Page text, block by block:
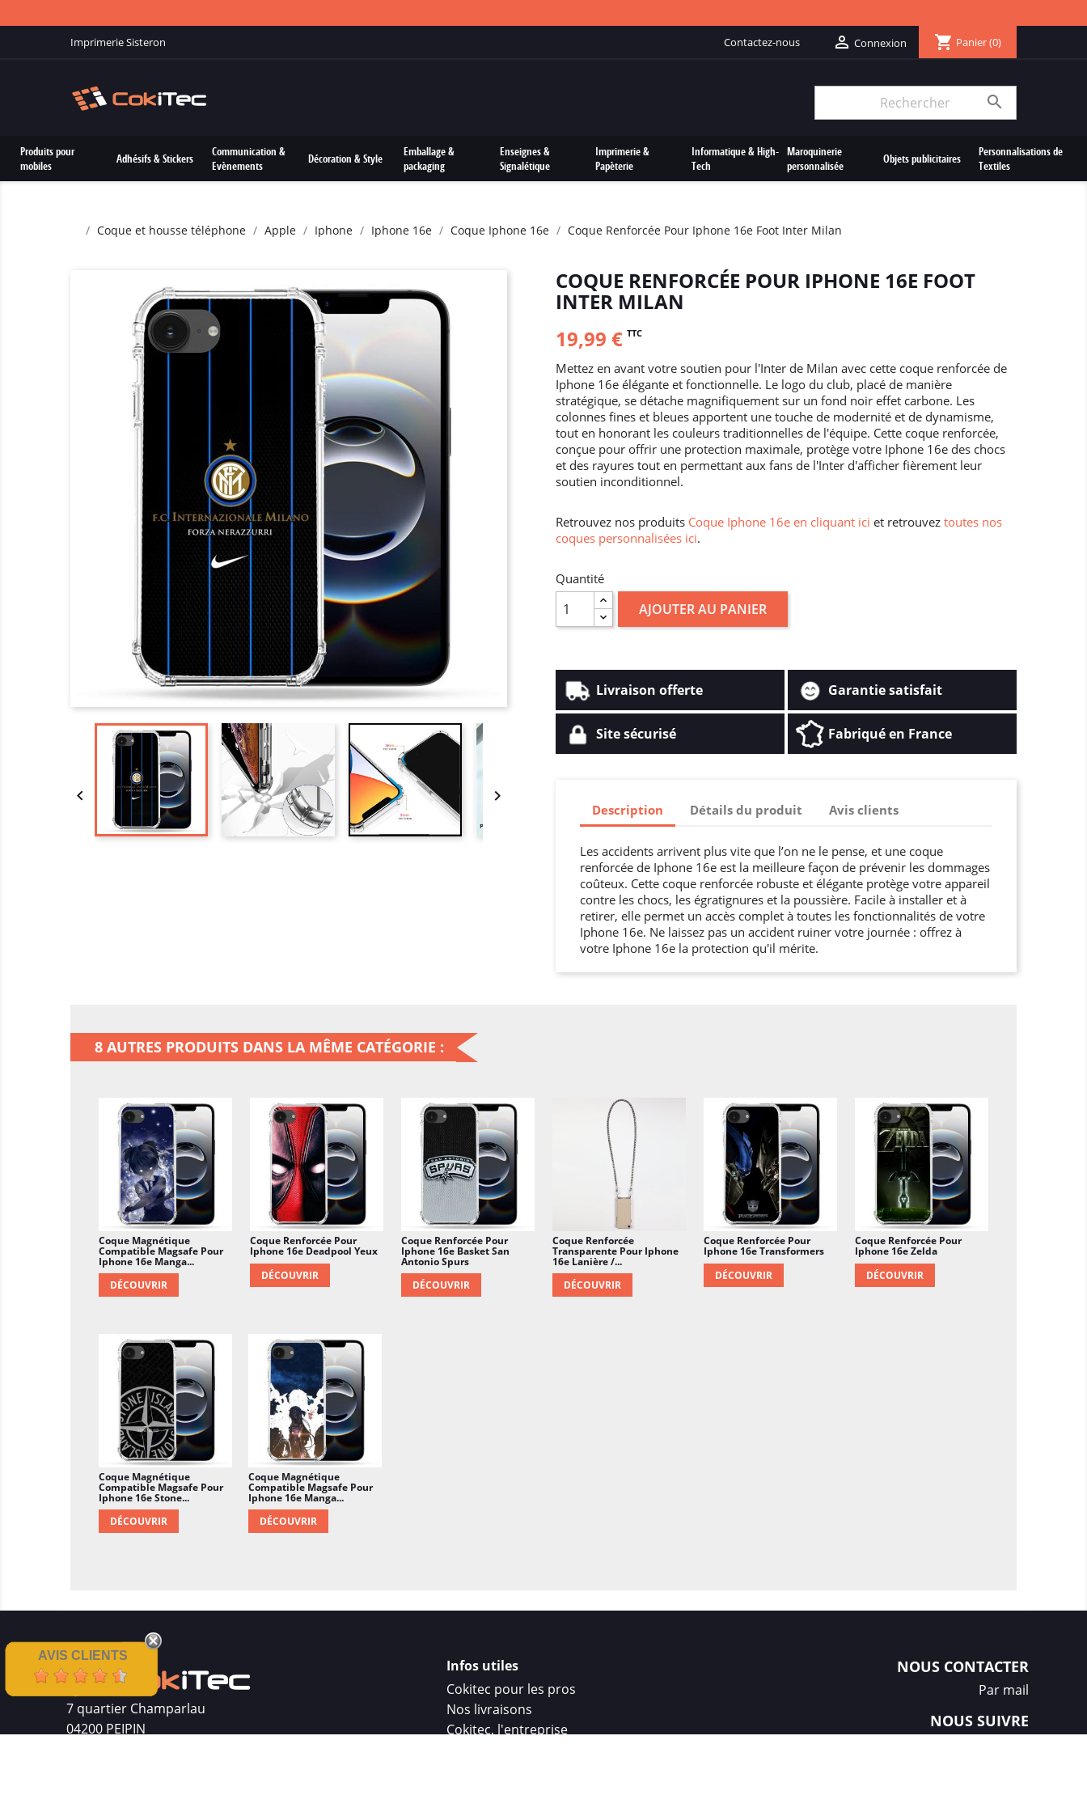
Imprimerie Sisteron Contactez-nous  Connexion shopping_cart Panier(0)

Produits pour
mobiles
Adhésifs & Stickers
Communication &
Evènements
Décoration & Style
Emballage &
packaging
Enseignes &
Signalétique
Imprimerie &
Papèterie
Informatique & High-
Tech
Maroquinerie
personnalisée
Objets publicitaires
Personnalisations de
Textiles
Coque et housse téléphone Apple Iphone Iphone 16e Coque Iphone 16e Coque Renforcée Pour Iphone 16e Foot Inter Milan
 
COQUE RENFORCÉE POUR IPHONE 16E FOOT
INTER MILAN
19,99 € TTC
Mettez en avant votre soutien pour l'Inter de Milan avec cette coque renforcée de
Iphone 16e élégante et fonctionnelle. Le logo du club, placé de manière
stratégique, se détache magnifiquement sur un fond noir effet carbone. Les
colonnes fines et bleues apportent une touche de modernité et de dynamisme,
tout en honorant les couleurs traditionnelles de l'équipe. Cette coque renforcée,
conçue pour offrir une protection maximale, protège votre Iphone 16e des chocs
et des rayures tout en permettant aux fans de l'Inter d'afficher fièrement leur
soutien inconditionnel.
Retrouvez nos produits Coque Iphone 16e en cliquant ici et retrouvez toutes nos
coques personnalisées ici.
Quantité
AJOUTER AU PANIER
Livraison offerte Garantie satisfait
Site sécurisé Fabriqué en France
Description Détails du produit Avis clients
Les accidents arrivent plus vite que l’on ne le pense, et une coque
renforcée de Iphone 16e est la meilleure façon de prévenir les dommages
coûteux. Cette coque renforcée robuste et élégante protège votre appareil
contre les chocs, les égratignures et la poussière. Facile à installer et à
retirer, elle permet un accès complet à toutes les fonctionnalités de votre
Iphone 16e. Ne laissez pas un accident ruiner votre journée : offrez à
votre Iphone 16e la protection qu'il mérite.
8 AUTRES PRODUITS DANS LA MÊME CATÉGORIE :
Coque Magnétique
Compatible Magsafe Pour
Iphone 16e Manga...
DÉCOUVRIR
Coque Renforcée Pour
Iphone 16e Deadpool Yeux
DÉCOUVRIR
Coque Renforcée Pour
Iphone 16e Basket San
Antonio Spurs
DÉCOUVRIR
Coque Renforcée
Transparente Pour Iphone
16e Lanière /...
DÉCOUVRIR
Coque Renforcée Pour
Iphone 16e Transformers
DÉCOUVRIR
Coque Renforcée Pour
Iphone 16e Zelda
DÉCOUVRIR
Coque Magnétique
Compatible Magsafe Pour
Iphone 16e Stone...
DÉCOUVRIR
Coque Magnétique
Compatible Magsafe Pour
Iphone 16e Manga...
DÉCOUVRIR
7 quartier Champarlau
04200 PEIPIN
Infos utiles
Cokitec pour les pros
Nos livraisons
Cokitec, l'entreprise
NOUS CONTACTER
Par mail
NOUS SUIVRE
AVIS CLIENTS